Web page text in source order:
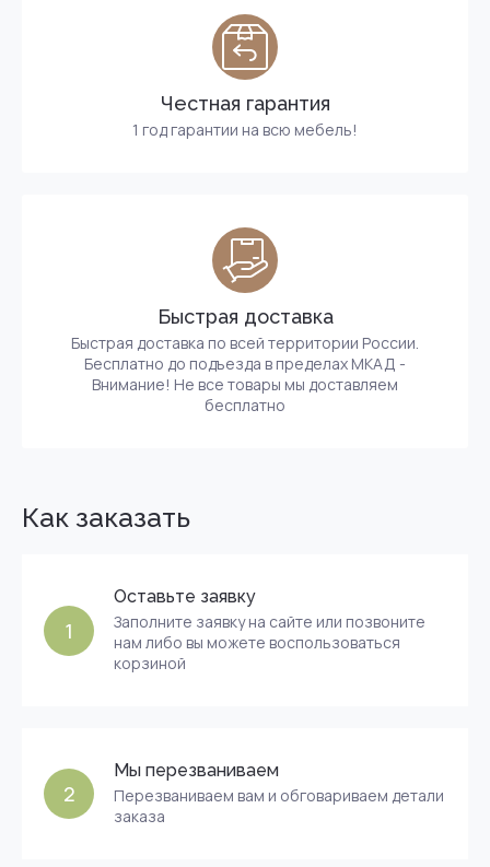
Честная гарантия
1 год гарантии на всю мебель!
Быстрая доставка
Быстрая доставка по всей территории России.
Бесплатно до подъезда в пределах МКАД -
Внимание! Не все товары мы доставляем
бесплатно
Как заказать
1
Оставьте заявку
Заполните заявку на сайте или позвоните
нам либо вы можете воспользоваться
корзиной
2
Мы перезваниваем
Перезваниваем вам и обговариваем детали
заказа